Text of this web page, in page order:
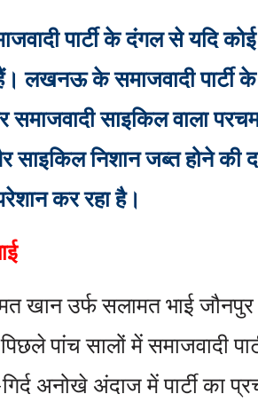
पार्टी के दंगल से यदि
लखनऊ के समाजवादी पार्टी
साइकिल वाला
साइकिल निशान जब्त होने
कर रहा है।
खान उर्फ सलामत भाई
पांच सालों में समाजवादी
अनोखे अंदाज में पार्टी का